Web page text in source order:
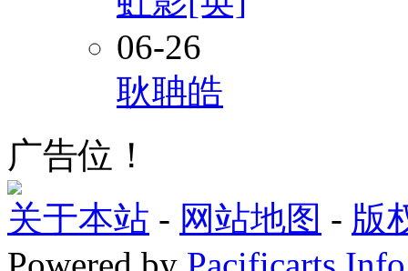
06-26
耿聃皓
广告位！
关于本站 - 网站地图 - 版